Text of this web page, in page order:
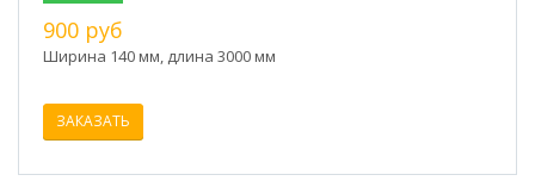
900 руб
Ширина 140 мм, длина 3000 мм
ЗАКАЗАТЬ